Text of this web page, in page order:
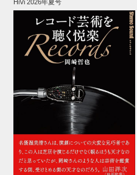
HiVi 2026年夏号